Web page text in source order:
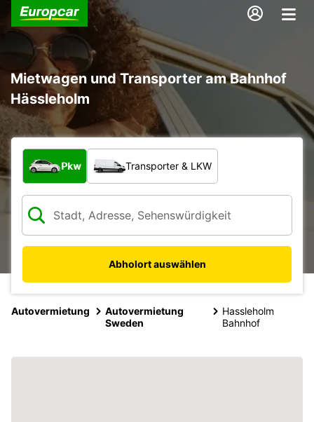
Mietwagen und Transporter am Bahnhof
Hässleholm
Welche Art von Fahrzeug?
Pkw Transporter & LKW
Abholort auswählen
Autovermietung
Autovermietung
Sweden
Hassleholm
Bahnhof